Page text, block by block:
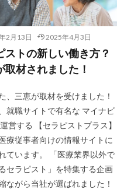
2月13日 2025年4月3日
ストの新しい働き方？
取材されました！
、三恵が取材を受けました！
就職サイトで有名な マイナビ
営する 【セラピストプラス】
療従事者向けの情報サイトに
ています。 「医療業界以外で
セラピスト」を特集する企画
ながら当社が選ばれました！